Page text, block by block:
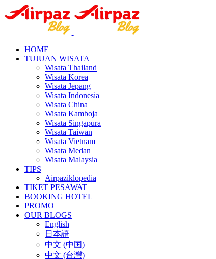
HOME
TUJUAN WISATA
Wisata Thailand
Wisata Korea
Wisata Jepang
Wisata Indonesia
Wisata China
Wisata Kamboja
Wisata Singapura
Wisata Taiwan
Wisata Vietnam
Wisata Medan
Wisata Malaysia
TIPS
Airpaziklopedia
TIKET PESAWAT
BOOKING HOTEL
PROMO
OUR BLOGS
English
日本語
中文 (中国)
中文 (台灣)